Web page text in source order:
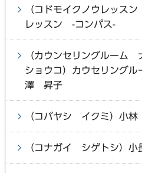
（コドモイクノウレッス
レッスン -コンパス-
（カウンセリングルー
ショウコ）カウセリング
澤 昇子
（コバヤシ イクミ）小
（コナガイ シゲトシ）